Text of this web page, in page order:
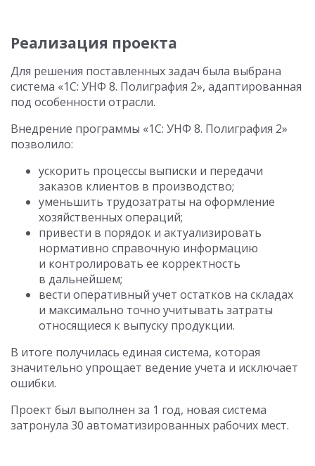
Реализация проекта
Для решения поставленных задач была выбрана
система «1С: УНФ 8. Полиграфия 2», адаптированная
под особенности отрасли.
Внедрение программы «1С: УНФ 8. Полиграфия 2»
позволило:
ускорить процессы выписки и передачи
заказов клиентов в производство;
уменьшить трудозатраты на оформление
хозяйственных операций;
привести в порядок и актуализировать
нормативно справочную информацию
и контролировать ее корректность
в дальнейшем;
вести оперативный учет остатков на складах
и максимально точно учитывать затраты
относящиеся к выпуску продукции.
В итоге получилась единая система, которая
значительно упрощает ведение учета и исключает
ошибки.
Проект был выполнен за 1 год, новая система
затронула 30 автоматизированных рабочих мест.